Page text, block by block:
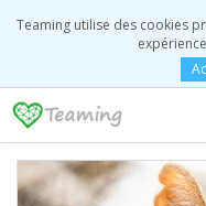
Teaming utilise des cookies